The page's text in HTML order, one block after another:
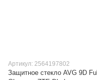
Артикул: 2564197802
Защитное стекло AVG 9D Full